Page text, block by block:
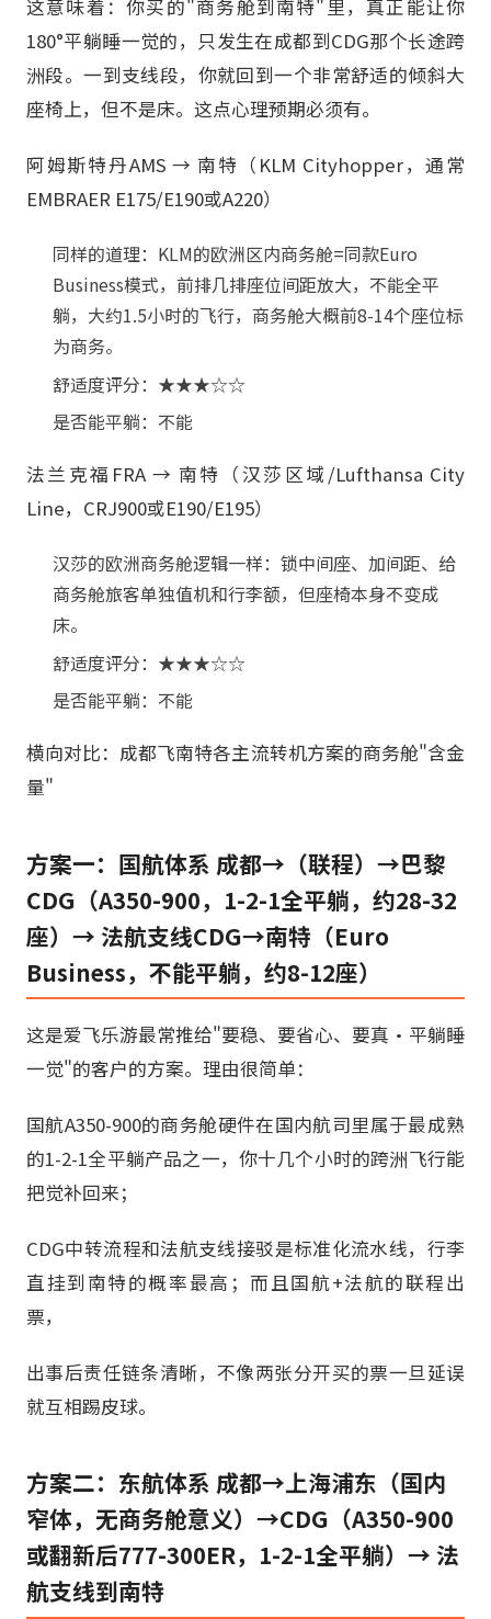
这意味着：你买的"商务舱到南特"里，真正能让你
180°平躺睡一觉的，只发生在成都到CDG那个长途跨
洲段。一到支线段，你就回到一个非常舒适的倾斜大
座椅上，但不是床。这点心理预期必须有。
阿姆斯特丹AMS → 南特（KLM Cityhopper，通常
EMBRAER E175/E190或A220）
同样的道理：KLM的欧洲区内商务舱=同款Euro
Business模式，前排几排座位间距放大，不能全平
躺，大约1.5小时的飞行，商务舱大概前8-14个座位标
为商务。
舒适度评分：★★★☆☆
是否能平躺：不能
法兰克福FRA → 南特（汉莎区域/Lufthansa City
Line，CRJ900或E190/E195）
汉莎的欧洲商务舱逻辑一样：锁中间座、加间距、给
商务舱旅客单独值机和行李额，但座椅本身不变成
床。
舒适度评分：★★★☆☆
是否能平躺：不能
横向对比：成都飞南特各主流转机方案的商务舱"含金
量"
方案一：国航体系 成都→（联程）→巴黎
CDG（A350-900，1-2-1全平躺，约28-32
座）→ 法航支线CDG→南特（Euro
Business，不能平躺，约8-12座）
这是爱飞乐游最常推给"要稳、要省心、要真·平躺睡
一觉"的客户的方案。理由很简单：
国航A350-900的商务舱硬件在国内航司里属于最成熟
的1-2-1全平躺产品之一，你十几个小时的跨洲飞行能
把觉补回来；
CDG中转流程和法航支线接驳是标准化流水线，行李
直挂到南特的概率最高；而且国航+法航的联程出
票，
出事后责任链条清晰，不像两张分开买的票一旦延误
就互相踢皮球。
方案二：东航体系 成都→上海浦东（国内
窄体，无商务舱意义）→CDG（A350-900
或翻新后777-300ER，1-2-1全平躺）→ 法
航支线到南特